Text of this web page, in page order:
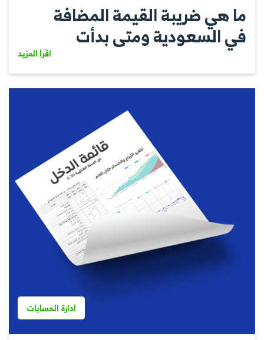
ما هي ضريبة القيمة المضافة
في السعودية ومتى بدأت
اقرأ المزيد
ادارة الحسابات